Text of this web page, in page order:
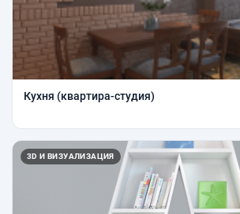
Кухня (квартира-студия)
3D И ВИЗУАЛИЗАЦИЯ